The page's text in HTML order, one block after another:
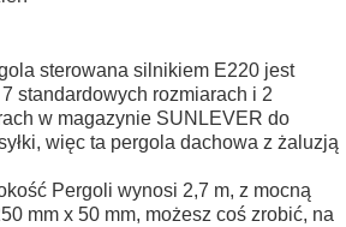
sterowana silnikiem E220 jest
standardowych rozmiarach i 2
w magazynie SUNLEVER do
więc ta pergola dachowa z żaluzją
Pergoli wynosi 2,7 m, z mocną
mm x 50 mm, możesz coś zrobić, na